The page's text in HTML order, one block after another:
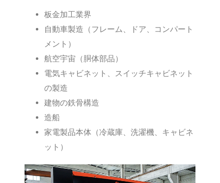
板金加工業界
自動車製造（フレーム、ドア、コンパート
メント）
航空宇宙（胴体部品）
電気キャビネット、スイッチキャビネット
の製造
建物の鉄骨構造
造船
家電製品本体（冷蔵庫、洗濯機、キャビネ
ット）